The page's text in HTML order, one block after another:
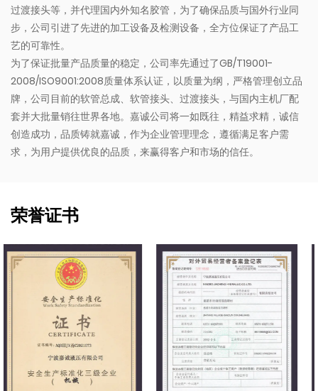
过渡接头等，并代理国内外知名胶管，为了确保品质与国外行业同
步，公司引进了先进的加工设备及检测设备，全方位保证了产品工
艺的可靠性。
为了保证批量产品质量的稳定，公司率先通过了GB/T19001-
2008/ISO9001:2008质量体系认证，以质量为纲，严格管理创立品
牌，公司目前的软管总成、软管接头、过渡接头，与国内主机厂配
套并大批量销往世界各地。嘉诚公司将一如既往，精益求精，诚信
创造成功，品质铸就嘉诚，作为企业管理理念，遵循满足客户需
求，为用户提供优良的品质，来赢得客户和市场的信任。
荣誉证书